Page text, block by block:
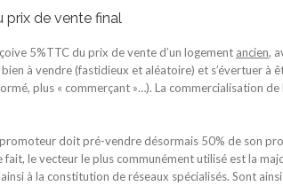
prix de vente final
5%TTC du prix de vente d’un logement ancien,
à vendre (fastidieux et aléatoire) et s’évertuer à
plus « commerçant »…). La commercialisation
doit pré-vendre désormais 50% de son
le vecteur le plus communément utilisé est la
à la constitution de réseaux spécialisés. Sont